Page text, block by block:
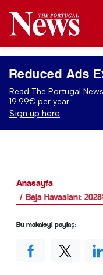
Reduced Ads
Read The Portugal
19.99€ per year.
Sign up here
Anasayfa
Beja Havaalanı:
Bu makaleyi paylaş: